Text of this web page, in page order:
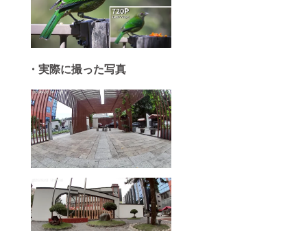
・実際に撮った写真